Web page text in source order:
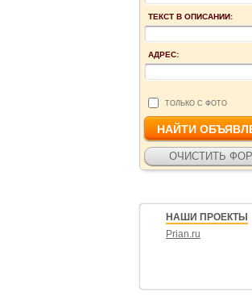
ТЕКСТ В ОПИСАНИИ:
АДРЕС:
ТОЛЬКО С ФОТО
НАШИ ПРОЕКТЫ
Prian.ru